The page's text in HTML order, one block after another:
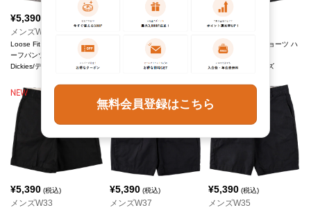
¥5,390
メンズW36
Loose Fit ワークショーツ ハ
ーフパンツ
Dickies/ディッキーズ
(税込)
Loose Fit ワークショーツ ハ
Dickies/ディッキーズ
¥5,390
Loose Fit ワークショーツ ハ
ーフパンツ
Dickies/ディッキーズ
¥5,390 (税込)
メンズW33
¥5,390(税込)
メンズW37
¥5,390 (税込)
メンズW35
無料会員登録はこちら